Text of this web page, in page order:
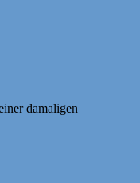
damaligen